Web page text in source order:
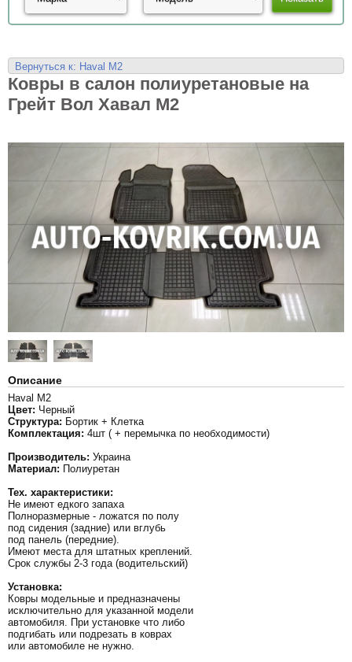
Вернуться к: Haval M2
Ковры в салон полиуретановые на
Грейт Вол Хавал M2
Описание
Haval M2
Цвет: Черный
Структура: Бортик + Клетка
Комплектация: 4шт ( + перемычка по необходимости)
Производитель: Украина
Материал: Полиуретан
Тех. характеристики:
Не имеют едкого запаха
Полноразмерные - ложатся по полу
под сидения (задние) или вглубь
под панель (передние).
Имеют места для штатных креплений.
Срок службы 2-3 года (водительский)
Установка:
Ковры модельные и предназначены
исключительно для указанной модели
автомобиля. При установке что либо
подгибать или подрезать в коврах
или автомобиле не нужно.